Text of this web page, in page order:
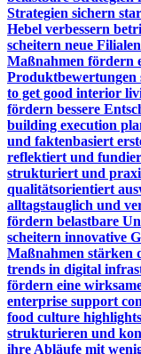
Strategien sichern
Hebel verbessern
scheitern neue
Maßnahmen fördern
Produktbewertungen
to get good interior
fördern bessere
building execution
und faktenbasiert
reflektiert und
strukturiert und
qualitätsorientiert
alltagstauglich und
fördern belastbare
scheitern innovative
Maßnahmen stärken
trends in digital
fördern eine
enterprise support
food culture
strukturieren und
ihre Abläufe mit